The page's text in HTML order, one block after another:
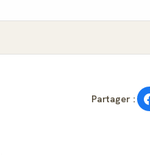
Partager :